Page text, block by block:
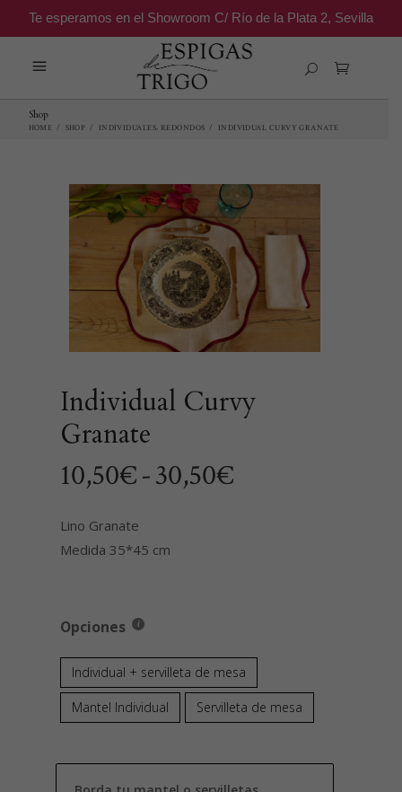
Te esperamos en el Showroom C/ Río de la Plata 2, Sevilla
Shop
HOME / SHOP / INDIVIDUALES, REDONDOS / INDIVIDUAL CURVY GRANATE
Individual Curvy
Granate
10,50€-30,50€Rango
Lino Granate
Medida 35*45 cm
Opciones
Individual + servilleta de mesa
Mantel Individual Servilleta de mesa